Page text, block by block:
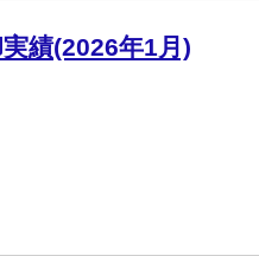
績(2026年1月)